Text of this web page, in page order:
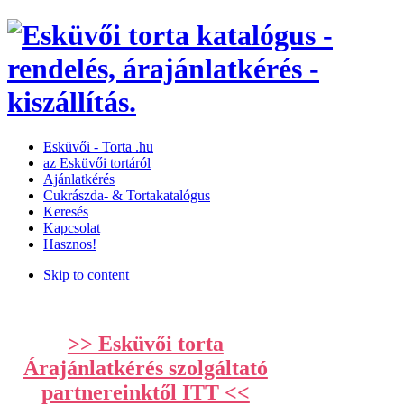
Esküvői­­ -­ Torta­ .hu
az Esküvői tortáról
Ajánlatkérés
Cukrászda- & Tortakatalógus
Keresés
Kapcsolat
Hasznos!
Skip to content
>> Esküvői torta
Árajánlatkérés szolgáltató
partnereinktől ITT <<